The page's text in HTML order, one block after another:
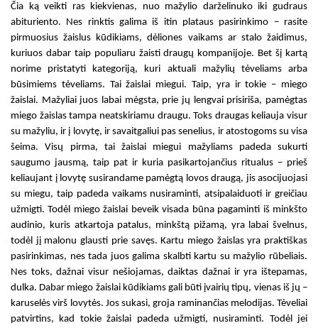
Čia ką veikti ras kiekvienas, nuo mažylio darželinuko iki gudraus
abituriento. Nes rinktis galima iš itin plataus pasirinkimo – rasite
pirmuosius žaislus kūdikiams, dėliones vaikams ar stalo žaidimus,
kuriuos dabar taip populiaru žaisti draugų kompanijoje. Bet šį kartą
norime pristatyti kategoriją, kuri aktuali mažylių tėveliams arba
būsimiems tėveliams. Taižaislai miegui. Taip, yra ir tokie – miego
žaislai. Mažyliai juos labai mėgsta, prie jų lengvai prisiriša, pamėgtas
miego žaislastampa neatskiriamu draugu. Toks draugas keliauja visur
su mažyliu, ir į lovytę, ir savaitgaliui pas senelius, ir atostogoms su visa
šeima. Visų pirma, tai žaislai miegui mažyliams padeda sukurti
saugumo jausmą, taip pat ir kuria pasikartojančius ritualus – prieš
keliaujant į lovytę susirandame pamėgtą lovos draugą, jis asocijuojasi
su miegu, taip padeda vaikams nusiraminti, atsipalaiduoti ir greičiau
užmigti. Todėl miego žaislai beveik visada būna pagaminti iš minkšto
audinio, kuris atkartoja patalus, minkštą pižamą, yra labai švelnus,
todėl jį malonu glausti prie savęs. Kartu miego žaislasyra praktiškas
pasirinkimas, nes tada juos galima skalbti kartu su mažylio rūbeliais.
Nes toks, dažnai visur nešiojamas, daiktas dažnai ir yra ištepamas,
dulka. Dabar miego žaislai kūdikiamsgali būti įvairių tipų, vienas iš jų –
karuselės virš lovytės. Jos sukasi, groja raminančias melodijas. Tėveliai
patvirtins, kad tokie žaislai padeda užmigti, nusiraminti. Todėl jei